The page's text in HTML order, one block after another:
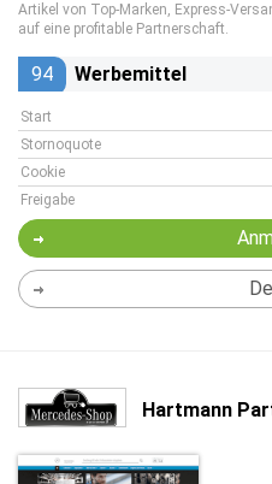
Artikel von Top-Marken, Express-
auf eine profitable Partnerschaft.
94 Werbemittel
Start
Stornoquote
Cookie
Freigabe
Hartmann